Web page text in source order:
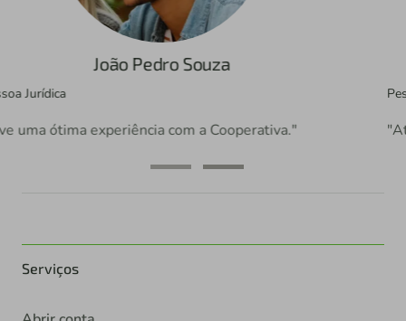
Camila Amaral
Pessoa Física
"Atendimento ao associado foi surpreendente."
Serviços